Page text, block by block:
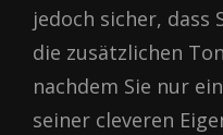
jedoch sicher, dass
die zusätzlichen
nachdem Sie nur
seiner cleveren